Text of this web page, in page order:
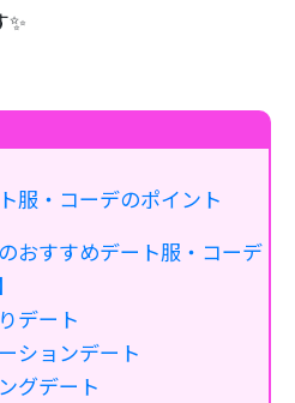
✨
服・コーデのポイント
おすすめデート服・コーデ
デート
ションデート
グデート